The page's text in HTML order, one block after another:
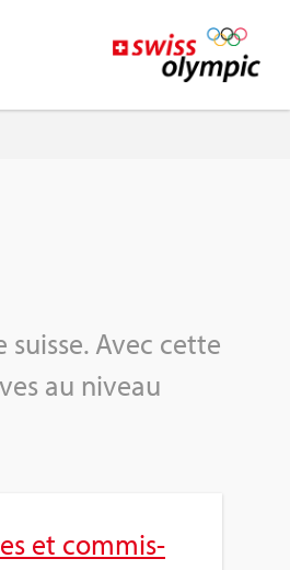
Avec cette
au niveau
et com­mis­